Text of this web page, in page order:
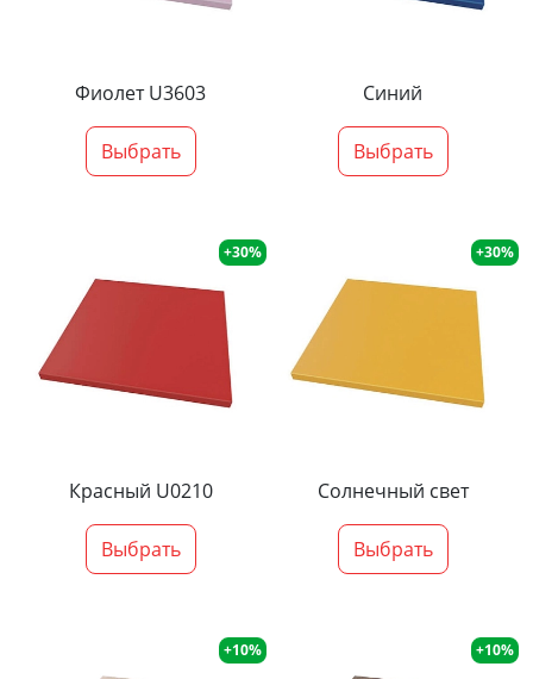
Фиолет U3603
Выбрать
Синий
Выбрать
+30%
Красный U0210
Выбрать
+30%
Солнечный свет
Выбрать
+10% +10%